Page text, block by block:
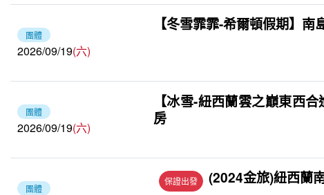
團體
2026/09/19(六)
【冬雪霏霏-希爾頓假期】
團體
2026/09/19(六)
【冰雪-紐西蘭雲之巔東西
房
團體
保證出發 (2024金旅)紐西蘭